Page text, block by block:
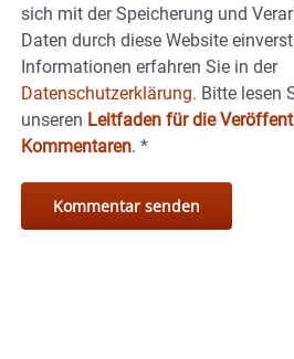
sich mit der Speicherung und
Daten durch diese Website
Informationen erfahren Sie in der
Datenschutzerklärung. Bitte lesen
unseren Leitfaden für die
Kommentaren. *